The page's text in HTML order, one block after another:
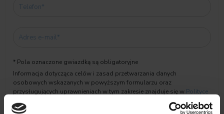
* Pola oznaczone gwiazdką są obligatoryjne
Informacja dotycząca celów i zasad przetwarzania danych
osobowych wskazanych w powyższym formularzu oraz
przysługujących uprawnieniach w tym zakresie znajduje się w Polityce